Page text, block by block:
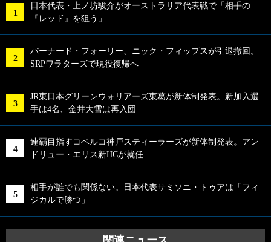
日本代表・上ノ坊駿介がオーストラリア代表戦で「相手の
『レッド』を狙う」
バーナード・フォーリー、ニック・フィップスが引退撤回。
SRPワラターズで現役復帰へ
JR東日本グリーンウォリアーズ東葛が新体制発表。新加入選
手は4名、金井大雪は再入団
連覇目指すコベルコ神戸スティーラーズが新体制発表。アン
ドリュー・エリス新HCが就任
相手が誰でも関係ない。日本代表サミソニ・トゥアは「フィ
ジカルで勝つ」